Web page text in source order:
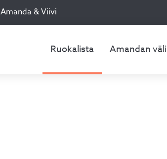
Amanda & Viivi
Ruokalista Amandan